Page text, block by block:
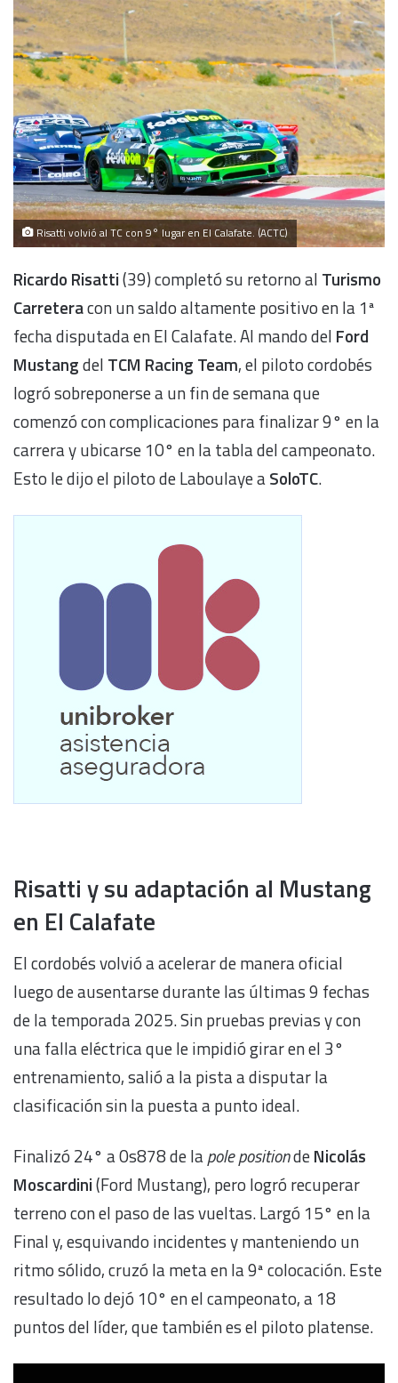
Risatti volvió al TC con 9° lugar en El Calafate. (ACTC)
Ricardo Risatti(39) completó su retorno al Turismo
Carreteracon un saldo altamente positivo en la 1ª
fecha disputada en El Calafate. Al mando del Ford
Mustangdel TCM Racing Team, el piloto cordobés
logró sobreponerse a un fin de semana que
comenzó con complicaciones para finalizar 9° en la
carrera y ubicarse 10° en la tabla del campeonato.
Esto le dijo el piloto de Laboulaye aSoloTC.
Risatti y su adaptación al Mustang
en El Calafate
El cordobés volvió a acelerar de manera oficial
luego de ausentarse durante las últimas 9 fechas
de la temporada 2025. Sin pruebas previas y con
una falla eléctrica que le impidió girar en el 3°
entrenamiento, salió a la pista a disputar la
clasificación sin la puesta a punto ideal.
Finalizó 24° a 0s878 de lapole positiondeNicolás
Moscardini(Ford Mustang), pero logró recuperar
terreno con el paso de las vueltas. Largó 15° en la
Final y, esquivando incidentes y manteniendo un
ritmo sólido, cruzó la meta en la 9ª colocación. Este
resultado lo dejó 10° en el campeonato, a 18
puntos del líder, que también es el piloto platense.